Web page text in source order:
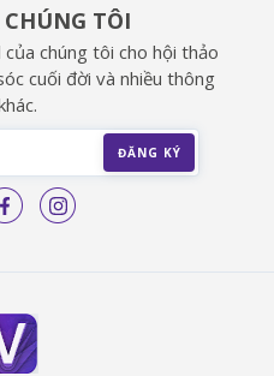
TÔI
chúng tôi cho hội thảo
cuối đời và nhiều thông